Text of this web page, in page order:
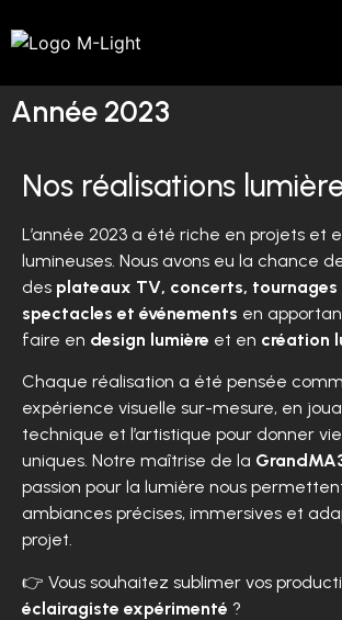
Année 2023
Nos réalisations
L’année 2023 a été riche en projets et
lumineuses. Nous avons eu la chance
des plateaux TV, concerts, tournages
spectacles et événements en
faire en design lumière et en création
Chaque réalisation a été pensée
expérience visuelle sur-mesure, en
technique et l’artistique pour donner
uniques. Notre maîtrise de la
passion pour la lumière nous
ambiances précises, immersives et
projet.
👉 Vous souhaitez sublimer vos
éclairagiste expérimenté ?